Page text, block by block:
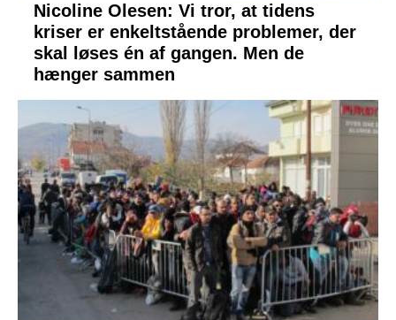
Nicoline Olesen: Vi tror, at tidens
kriser er enkeltstående problemer, der
skal løses én af gangen. Men de
hænger sammen